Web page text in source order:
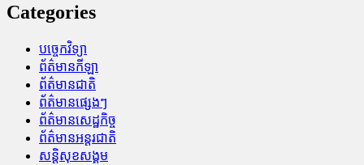
Categories
បច្ចេកវិទ្យា
ព័ត៌មានកីឡា
ព័ត៌មានជាតិ
ព័ត៌មានផ្សេងៗ
ព័ត៌មានសេដ្ឋកិច្ច
ព័ត៌មានអន្តរជាតិ
សន្តិសុខសង្គម